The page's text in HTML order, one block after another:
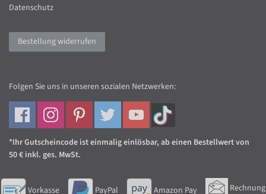
Datenschutz
Bestellung widerrufen
Folgen Sie uns in unseren sozialen Netzwerken:
*Ihr Gutscheincode ist einmalig einlösbar, ab einen Bestellwert von
50 € inkl. ges. MwSt.
Vorkasse PayPal Amazon Pay Rechnung